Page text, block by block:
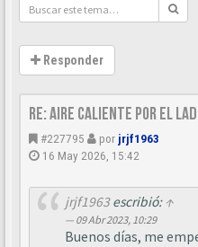
Responder
Re: Aire caliente por el
#227795 por jrjf1963
16 May 2026, 15:42
jrjf1963escribió: ↑
09 Abr 2023, 10:29
Buenos días, me